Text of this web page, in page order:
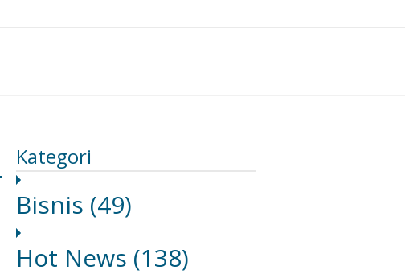
Kategori
Bisnis (49)
Hot News (138)